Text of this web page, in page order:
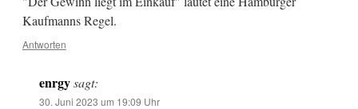
Kaufmanns Regel.
Antworten
enrgy sagt:
30. Juni 2023 um 19:09 Uhr